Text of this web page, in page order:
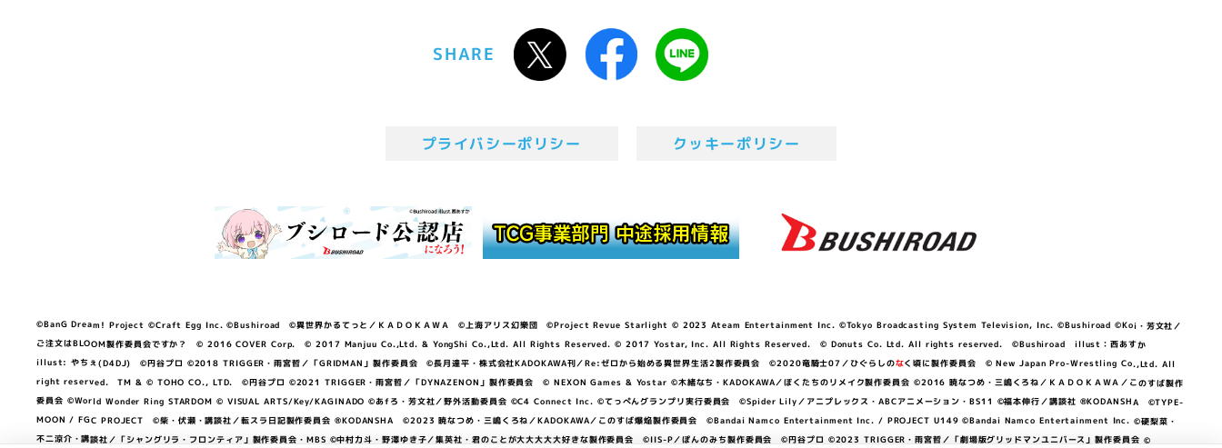
SHARE
プライバシーポリシー クッキーポリシー
©BanG Dream! Project ©Craft Egg Inc. ©Bushiroad ©異世界かるてっと／ＫＡＤＯＫＡＷＡ ©上海アリス幻樂団 ©Project Revue Starlight © 2023 Ateam Entertainment Inc. ©Tokyo Broadcasting System Television, Inc. ©Bushiroad ©Koi・芳文社／
ご注文はBLOOM製作委員会ですか？ © 2016 COVER Corp. © 2017 Manjuu Co.,Ltd. & YongShi Co.,Ltd. All Rights Reserved. © 2017 Yostar, Inc. All Rights Reserved. © Donuts Co. Ltd. All rights reserved. ©Bushiroad illust：西あすか
illust: やちぇ(D4DJ) ©円谷プロ ©2018 TRIGGER・雨宮哲／「GRIDMAN」製作委員会 ©長月達平・株式会社KADOKAWA刊／Re:ゼロから始める異世界生活2製作委員会 ©2020竜騎士07／ひぐらしのなく頃に製作委員会 © New Japan Pro-Wrestling Co.,Ltd. All
right reserved. TM & © TOHO CO., LTD. ©円谷プロ ©2021 TRIGGER・雨宮哲／「DYNAZENON」製作委員会 © NEXON Games & Yostar ©木緒なち・KADOKAWA／ぼくたちのリメイク製作委員会 ©2016 暁なつめ・三嶋くろね／ＫＡＤＯＫＡＷＡ／このすば製作
委員会 ©World Wonder Ring STARDOM © VISUAL ARTS/Key/KAGINADO ©あfろ・芳文社／野外活動委員会 ©C4 Connect Inc. ©てっぺんグランプリ実行委員会 ©Spider Lily／アニプレックス・ABCアニメーション・BS11 ©福本伸行／講談社 ®KODANSHA ©TYPE-
MOON / FGC PROJECT ©柴・伏瀬・講談社／転スラ日記製作委員会 ®KODANSHA ©2023 暁なつめ・三嶋くろね／KADOKAWA／このすば爆焔製作委員会 ©Bandai Namco Entertainment Inc. / PROJECT U149 ©Bandai Namco Entertainment Inc. ©硬梨菜・
不二涼介・講談社／「シャングリラ・フロンティア」製作委員会・MBS ©中村力斗・野澤ゆき子／集英社・君のことが大大大大大好きな製作委員会 ©IIS-P／ぽんのみち製作委員会 ©円谷プロ ©2023 TRIGGER・雨宮哲／「劇場版グリッドマンユニバース」製作委員会 ©